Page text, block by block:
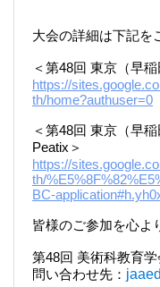
大会の詳細は下記を
＜第48回 東京（早
https://
th/home?authuser=0
＜第48回 東京（早
Peatix＞
https://
th/
BC-
皆様のご参加を心よ
第48回 美術科教育
問い合わせ先：